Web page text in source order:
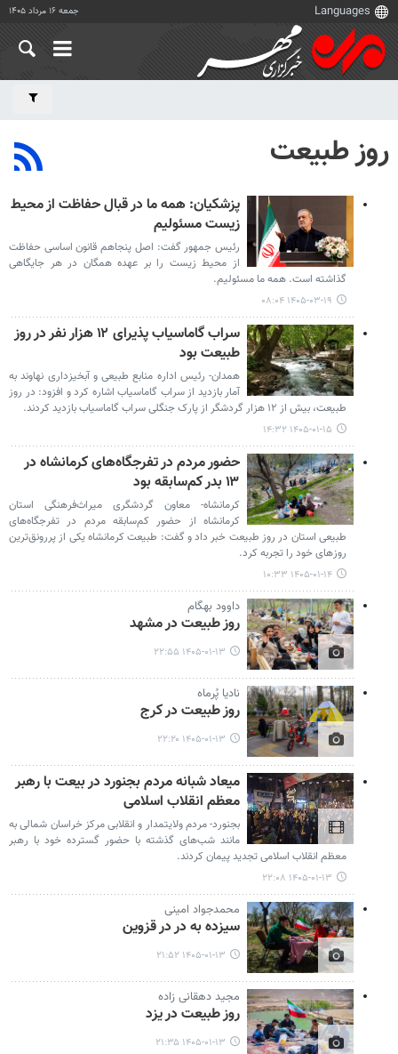
جمعه ۱۶ مرداد ۱۴۰۵
روز طبیعت
پزشکیان: همه ما در قبال حفاظت از محیط
زیست مسئولیم
رئیس جمهور گفت: اصل پنجاهم قانون اساسی حفاظت
از محیط زیست را بر عهده همگان در هر جایگاهی
گذاشته است. همه ما مسئولیم.
۱۴۰۵-۰۳-۱۹ ۰۸:۰۴
سراب گاماسیاب پذیرای ۱۲ هزار نفر در روز
طبیعت بود
همدان- رئیس اداره منابع طبیعی و آبخیزداری نهاوند به
آمار بازدید از سراب گاماسیاب اشاره کرد و افزود: در روز
طبیعت، بیش از ۱۲ هزار گردشگر از پارک جنگلی سراب گاماسیاب بازدید کردند.
۱۴۰۵-۰۱-۱۵ ۱۴:۳۲
حضور مردم در تفرجگاه‌های کرمانشاه در
۱۳ بدر کم‌سابقه بود
کرمانشاه- معاون گردشگری میراث‌فرهنگی استان
کرمانشاه از حضور کم‌سابقه مردم در تفرجگاه‌های
طبیعی استان در روز طبیعت خبر داد و گفت: طبیعت کرمانشاه یکی از پررونق‌ترین
روزهای خود را تجربه کرد.
۱۴۰۵-۰۱-۱۴ ۱۰:۳۳
داوود بهگام
روز طبیعت در مشهد
۱۴۰۵-۰۱-۱۳ ۲۲:۵۵
نادیا پُرماه
روز طبیعت در کرج
۱۴۰۵-۰۱-۱۳ ۲۲:۲۰
میعاد شبانه مردم بجنورد در بیعت با رهبر
معظم انقلاب اسلامی
بجنورد- مردم ولایتمدار و انقلابی مرکز خراسان شمالی به
مانند شب‌های گذشته با حضور گسترده خود با رهبر
معظم انقلاب اسلامی تجدید پیمان کردند.
۱۴۰۵-۰۱-۱۳ ۲۲:۰۸
محمدجواد امینی
سیزده به در در قزوین
۱۴۰۵-۰۱-۱۳ ۲۱:۵۲
مجید دهقانی زاده
روز طبیعت در یزد
۱۴۰۵-۰۱-۱۳ ۲۱:۳۵